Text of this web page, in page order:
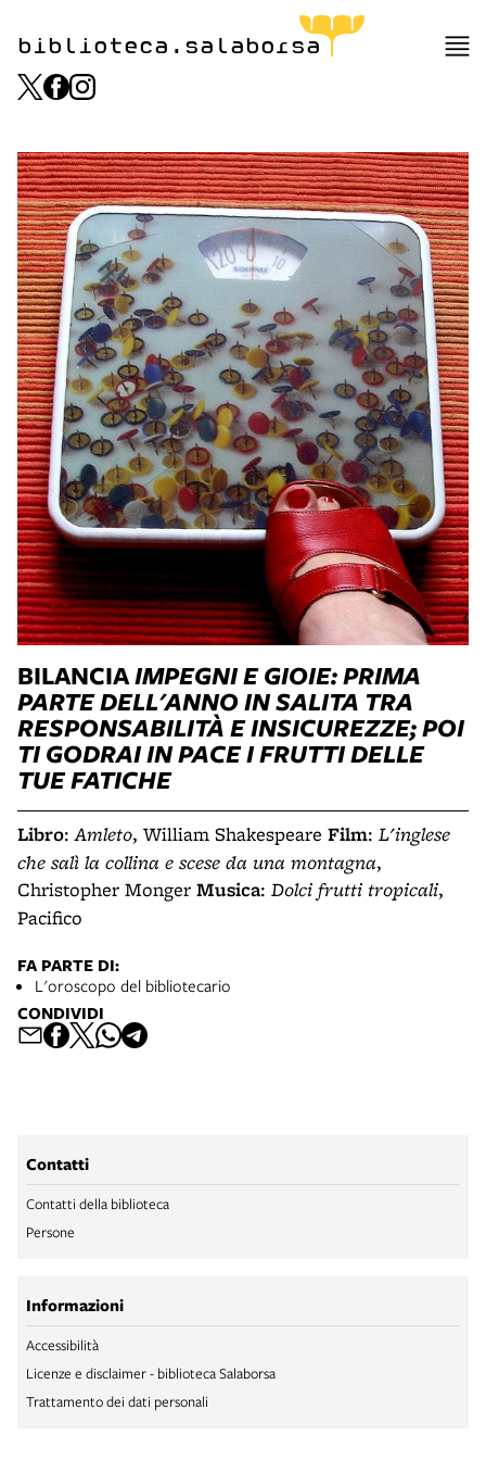
biblioteca.salaborsa
BILANCIAIMPEGNI E GIOIE: PRIMA
PARTE DELL'ANNO IN SALITA TRA
RESPONSABILITÀ E INSICUREZZE; POI
TI GODRAI IN PACE I FRUTTI DELLE
TUE FATICHE
Libro:Amleto, William Shakespeare Film: L'inglese
che salì la collina e scese da una montagna,
Christopher Monger Musica: Dolci frutti tropicali,
Pacifico
FA PARTE DI:
L'oroscopo del bibliotecario
CONDIVIDI
Contatti
Contatti della biblioteca
Persone
Informazioni
Accessibilità
Licenze e disclaimer - biblioteca Salaborsa
Trattamento dei dati personali